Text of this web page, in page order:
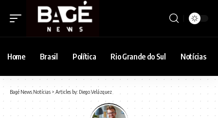
Home Brasil Política Rio Grande do Sul Notícias
Bagé News Notícias > Articles by: Diego Velázquez